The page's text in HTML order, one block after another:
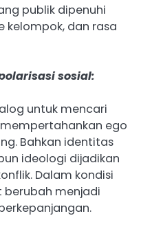
publik dipenuhi
kelompok, dan rasa
sosial:
untuk mencari
ego
Bahkan identitas
ideologi dijadikan
Dalam kondisi
berubah menjadi